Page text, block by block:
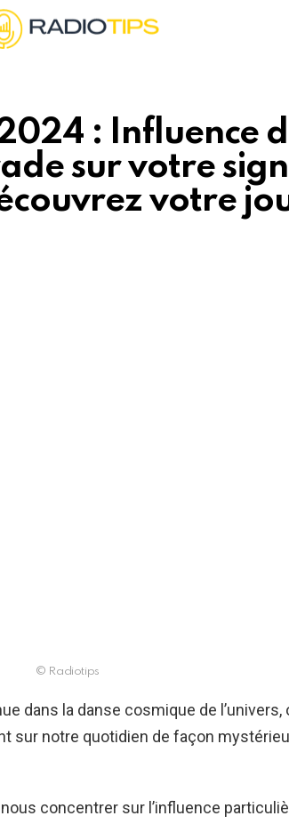
: Influence
sur votre
votre
© Radiotips
dans la danse cosmique de l’univers,
sur notre quotidien de façon
concentrer sur l’influence